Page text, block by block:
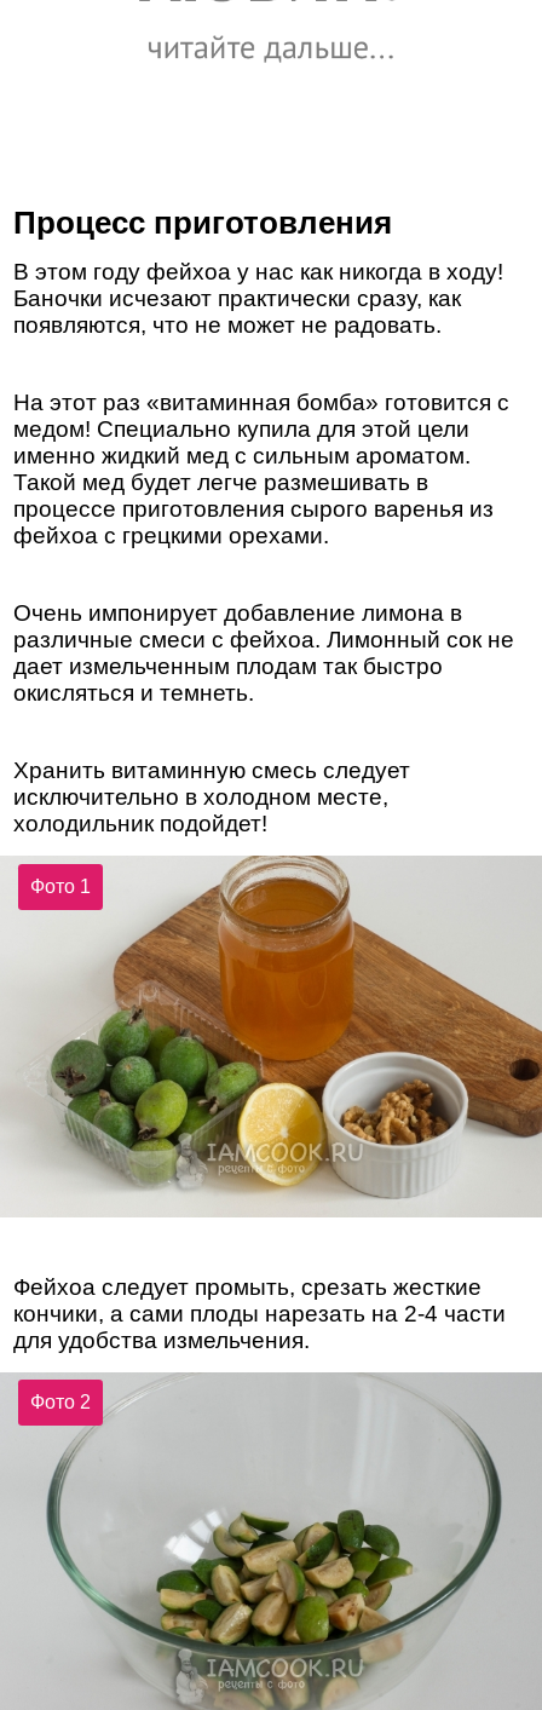
Процесс приготовления
В этом году фейхоа у нас как никогда в ходу!
Баночки исчезают практически сразу, как
появляются, что не может не радовать.
На этот раз «витаминная бомба» готовится с
медом! Специально купила для этой цели
именно жидкий мед с сильным ароматом.
Такой мед будет легче размешивать в
процессе приготовления сырого варенья из
фейхоа с грецкими орехами.
Очень импонирует добавление лимона в
различные смеси с фейхоа. Лимонный сок не
дает измельченным плодам так быстро
окисляться и темнеть.
Хранить витаминную смесь следует
исключительно в холодном месте,
холодильник подойдет!
Фото 1
Фейхоа следует промыть, срезать жесткие
кончики, а сами плоды нарезать на 2-4 части
для удобства измельчения.
Фото 2